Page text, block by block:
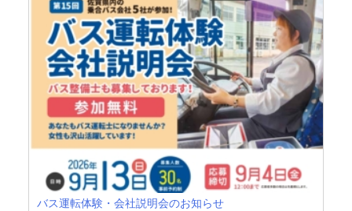
バス運転体験・会社説明会のお知らせ